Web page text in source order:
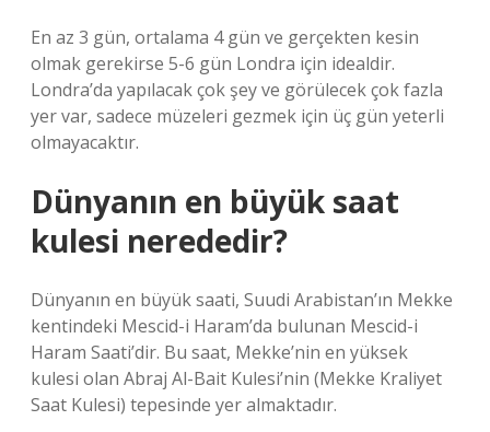
En az 3 gün, ortalama 4 gün ve gerçekten kesin
olmak gerekirse 5-6 gün Londra için idealdir.
Londra’da yapılacak çok şey ve görülecek çok fazla
yer var, sadece müzeleri gezmek için üç gün yeterli
olmayacaktır.
Dünyanın en büyük saat
kulesi nerededir?
Dünyanın en büyük saati, Suudi Arabistan’ın Mekke
kentindeki Mescid-i Haram’da bulunan Mescid-i
Haram Saati’dir. Bu saat, Mekke’nin en yüksek
kulesi olan Abraj Al-Bait Kulesi’nin (Mekke Kraliyet
Saat Kulesi) tepesinde yer almaktadır.